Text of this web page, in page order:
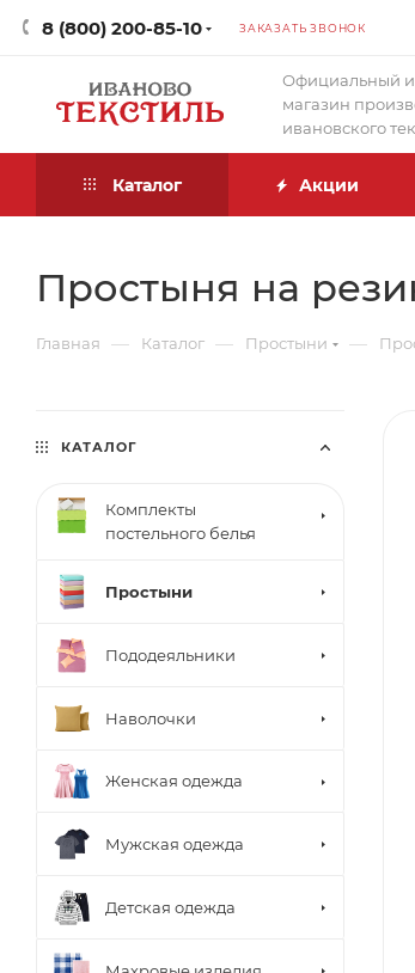
8 (800) 200-85-10 ЗАКАЗАТЬ ЗВОНОК
Официальный
магазин
ивановского
Каталог Акции
Простыня на
Главная — Каталог — Простыни —
КАТАЛОГ
Комплекты
постельного белья
Простыни
Пододеяльники
Наволочки
Женская одежда
Мужская одежда
Детская одежда